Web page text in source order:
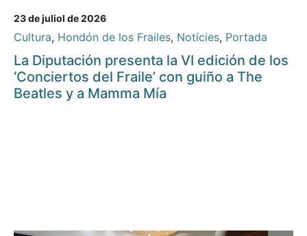
23 de juliol de 2026
Cultura, Hondón de los Frailes, Notícies, Portada
La Diputación presenta la VI edición de los
‘Conciertos del Fraile’ con guiño a The
Beatles y a Mamma Mía